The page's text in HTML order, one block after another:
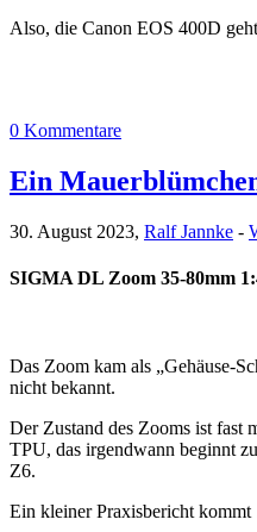
Also, die Canon EOS 400D
0 Kommentare
Ein
30. August 2023, Ralf Jannke -
SIGMA DL Zoom 35-80mm
Das Zoom kam als „Gehäuse-
nicht bekannt.
Der Zustand des Zooms ist fast
TPU, das irgendwann beginnt
Z6.
Ein kleiner Praxisbericht